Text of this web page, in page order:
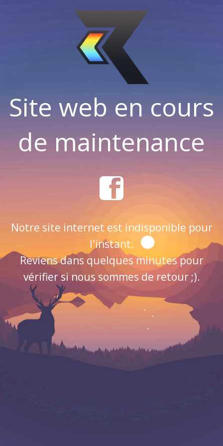
Site web en cours
de maintenance
Notre site internet est indisponible pour
l'instant.
Reviens dans quelques minutes pour
vérifier si nous sommes de retour ;).